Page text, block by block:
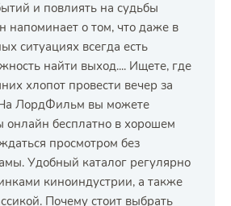
и повлиять на судьбы
напоминает о том, что даже в
ситуациях всегда есть
найти выход.... Ищете, где
хлопот провести вечер за
ЛордФильм вы можете
онлайн бесплатно в хорошем
просмотром без
Удобный каталог регулярно
киноиндустрии, а также
Почему стоит выбрать